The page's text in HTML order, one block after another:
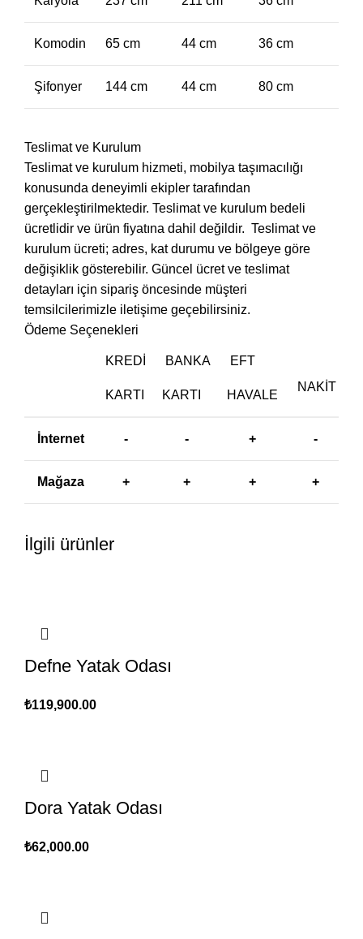
Komodin 65 cm 44 cm 36 cm
Şifonyer 144 cm 44 cm 80 cm
Teslimat ve Kurulum
Teslimat ve kurulum hizmeti, mobilya taşımacılığı
konusunda deneyimli ekipler tarafından
gerçekleştirilmektedir. Teslimat ve kurulum bedeli
ücretlidir ve ürün fiyatına dahil değildir. ‎ Teslimat ve
kurulum ücreti; adres, kat durumu ve bölgeye göre
değişiklik gösterebilir. Güncel ücret ve teslimat
detayları için sipariş öncesinde müşteri
temsilcilerimizle iletişime geçebilirsiniz.
Ödeme Seçenekleri
KREDI
KARTI
BANKA
KARTI
EFT
HAVALE
NAKIT
İnternet - - + -
Mağaza + + + +
İlgili ürünler
Defne Yatak Odası
₺119,900.00
Dora Yatak Odası
₺62,000.00